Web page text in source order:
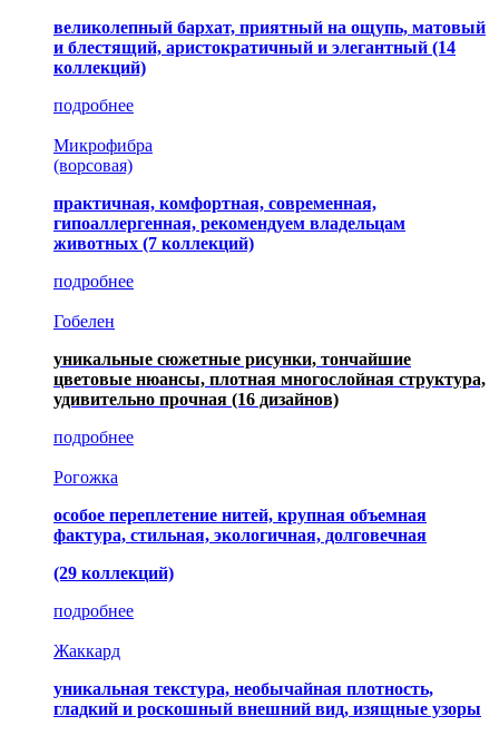
великолепный бархат, приятный на ощупь, матовый
и блестящий, аристократичный и элегантный (14
коллекций)
подробнее
Микрофибра
(ворсовая)
практичная, комфортная, современная,
гипоаллергенная, рекомендуем владельцам
животных (7 коллекций)
подробнее
Гобелен
уникальные сюжетные рисунки, тончайшие
цветовые нюансы, плотная многослойная структура,
удивительно прочная (16 дизайнов)
подробнее
Рогожка
особое переплетение нитей, крупная объемная
фактура, стильная, экологичная, долговечная
(29 коллекций)
подробнее
Жаккард
уникальная текстура, необычайная плотность,
гладкий и роскошный внешний вид, изящные узоры